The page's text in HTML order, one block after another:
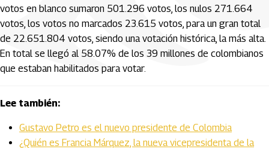
votos en blanco sumaron 501.296 votos, los nulos 271.664
votos, los votos no marcados 23.615 votos, para un gran total
de 22.651.804 votos, siendo una votación histórica, la más alta.
En total se llegó al 58.07% de los 39 millones de colombianos
que estaban habilitados para votar.
Lee también:
Gustavo Petro es el nuevo presidente de Colombia
¿Quién es Francia Márquez, la nueva vicepresidenta de la